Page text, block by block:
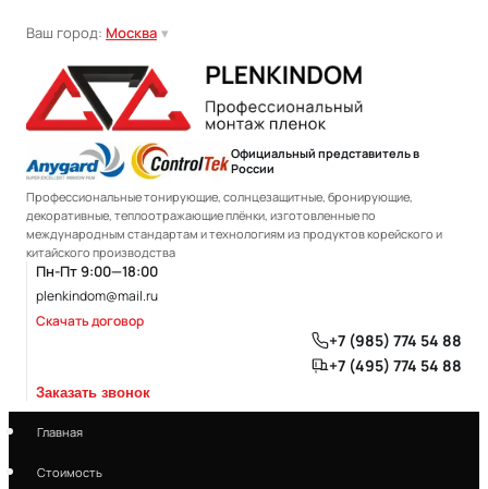
Ваш город: Москва ▾
Официальный представитель в
России
Профессиональные тонирующие, солнцезащитные, бронирующие,
декоративные, теплоотражающие плёнки, изготовленные по
международным стандартам и технологиям из продуктов корейского и
китайского производства
Пн-Пт 9:00—18:00
plenkindom@mail.ru
Скачать договор
+7 (985) 774 54 88
+7 (495) 774 54 88
Заказать звонок
Главная
Стоимость